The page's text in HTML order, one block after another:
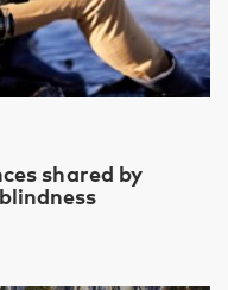
shared by